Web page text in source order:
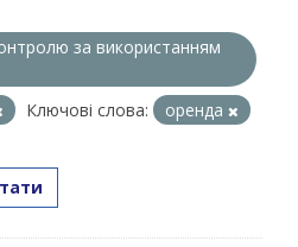
за використанням
Ключові слова:
оренда